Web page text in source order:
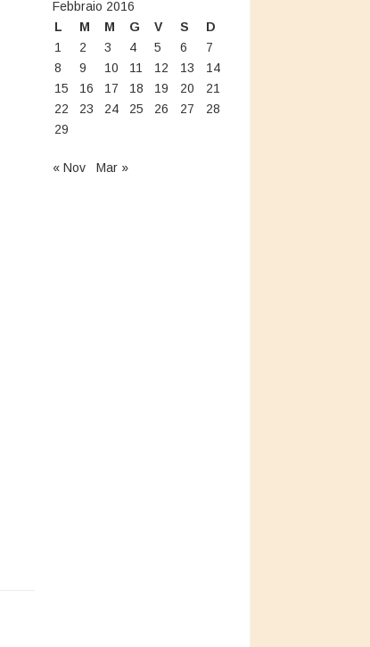
Febbraio 2016
L
M M G V S
D
1
2 3 4 5 6
7
8
9 10 11 12 13
14
15
16 17 18 19 20
21
22
23 24 25 26 27
28
29
« Nov Mar »